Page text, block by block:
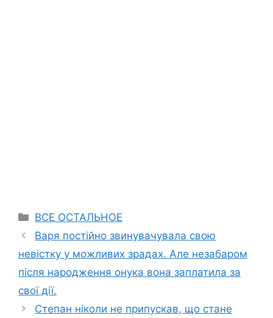
Categories
ВСЕ ОСТАЛЬНОЕ
Варя постійно звинувачувала свою
невістку у можливих зрадах. Але незабаром
після народження онука вона заплатила за
свої дії.
Степан ніколи не припускав, що стане